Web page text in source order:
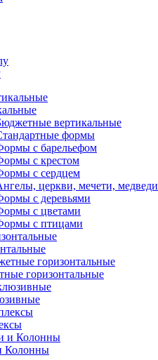
вертикальные
формы
с барельефом
с крестом
с сердцем
церкви, мечети, медведи
с деревьями
с цветами
с птицами
горизонтальные
Колонны